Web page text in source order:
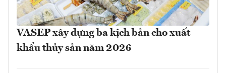
VASEP xây dựng ba kịch bản cho xuất
khẩu thủy sản năm 2026